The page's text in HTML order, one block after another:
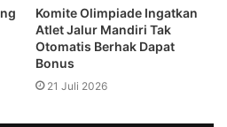
Komite Olimpiade Ingatkan
Atlet Jalur Mandiri Tak
Otomatis Berhak Dapat
Bonus
21 Juli 2026